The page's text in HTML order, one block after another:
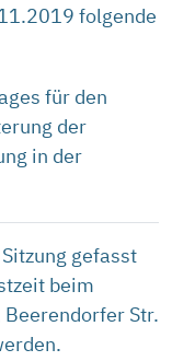
folgende
für den
der
in der
gefasst
beim
Str.